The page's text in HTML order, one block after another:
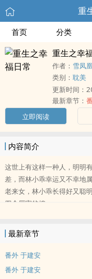
重
首页 分类
重生之幸
作者： 雪凤
类别： 耽美
更新时间：
最新章节：
立即阅读
内容简介
这世上有这样一种人，明明
差，而林小乖幸运又不幸
老来女，林小乖长得好又聪
四个厉害的嫂..
最新章节
番外 于建安
番外 于建安